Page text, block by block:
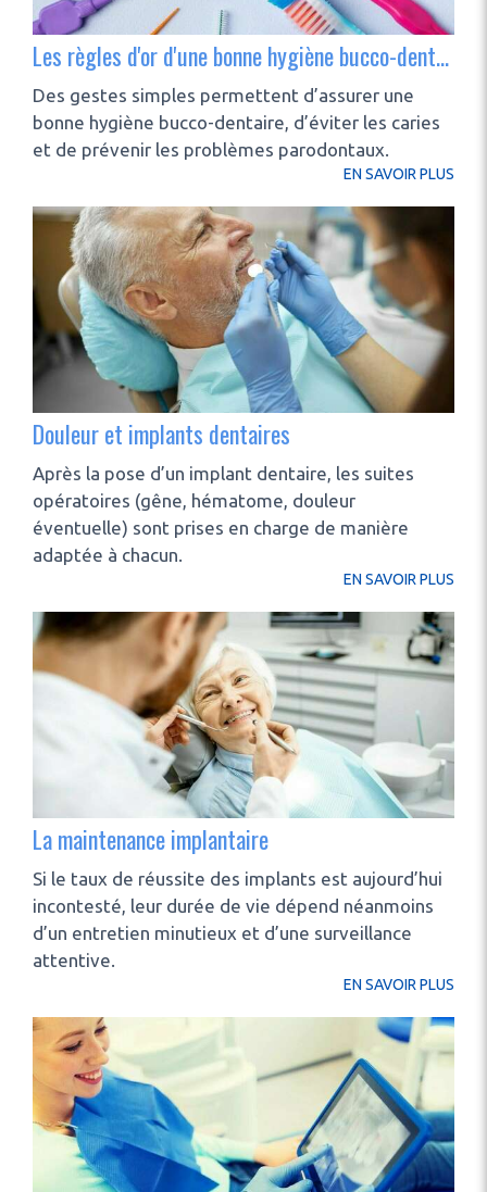
Les règles d'or d'une bonne hygiène bucco-dentaire
Des gestes simples permettent d’assurer une
bonne hygiène bucco-dentaire, d’éviter les caries
et de prévenir les problèmes parodontaux.
EN SAVOIR PLUS
Douleur et implants dentaires
Après la pose d’un implant dentaire, les suites
opératoires (gêne, hématome, douleur
éventuelle) sont prises en charge de manière
adaptée à chacun.
EN SAVOIR PLUS
La maintenance implantaire
Si le taux de réussite des implants est aujourd’hui
incontesté, leur durée de vie dépend néanmoins
d’un entretien minutieux et d’une surveillance
attentive.
EN SAVOIR PLUS